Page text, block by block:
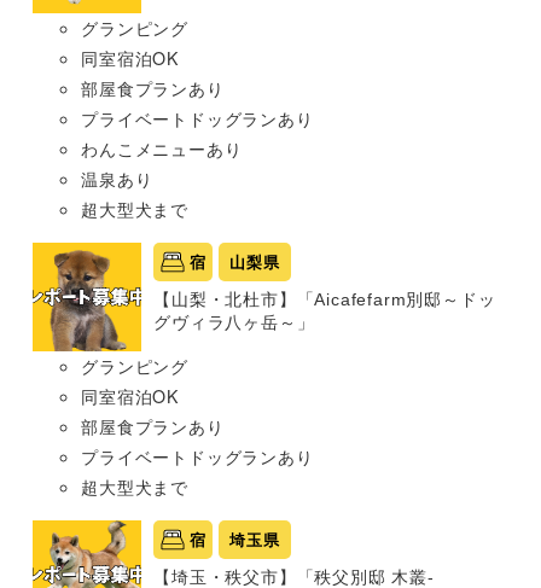
グランピング
同室宿泊OK
部屋食プランあり
プライベートドッグランあり
わんこメニューあり
温泉あり
超大型犬まで
宿 山梨県
【山梨・北杜市】「Aicafefarm別邸～ドッ
グヴィラ八ヶ岳～」
グランピング
同室宿泊OK
部屋食プランあり
プライベートドッグランあり
超大型犬まで
宿 埼玉県
【埼玉・秩父市】「秩父別邸 木叢-